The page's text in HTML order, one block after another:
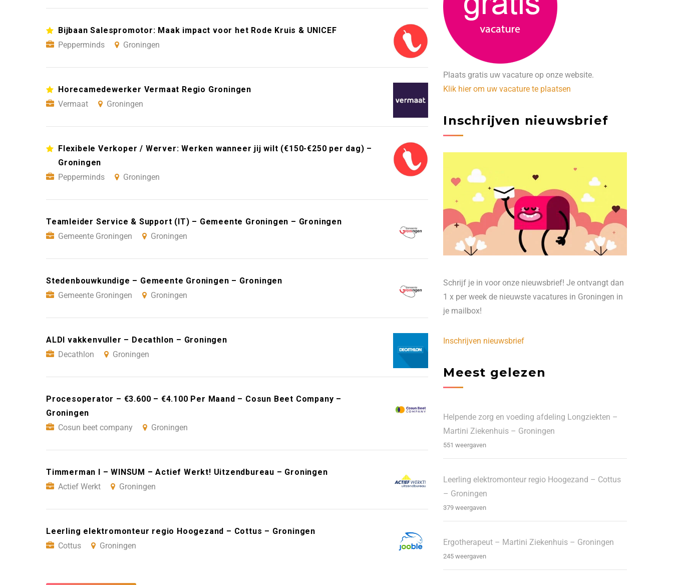
Bijbaan Salespromotor: Maak impact voor het Rode Kruis & UNICEF
Pepperminds
Groningen
Horecamedewerker Vermaat Regio Groningen
Vermaat
Groningen
Flexibele Verkoper / Werver: Werken wanneer jij wilt (€150-€250 per dag) –
Groningen
Pepperminds
Groningen
Teamleider Service & Support (IT) – Gemeente Groningen – Groningen
Gemeente Groningen
Groningen
Stedenbouwkundige – Gemeente Groningen – Groningen
Gemeente Groningen
Groningen
ALDI vakkenvuller – Decathlon – Groningen
Decathlon
Groningen
Procesoperator – €3.600 – €4.100 Per Maand – Cosun Beet Company –
Groningen
Cosun beet company
Groningen
Timmerman I – WINSUM – Actief Werkt! Uitzendbureau – Groningen
Actief Werkt
Groningen
Leerling elektromonteur regio Hoogezand – Cottus – Groningen
Cottus
Groningen
Plaats gratis uw vacature op onze website.
Klik hier om uw vacature te plaatsen
Inschrijven nieuwsbrief
Schrijf je in voor onze nieuwsbrief! Je ontvangt dan
1 x per week de nieuwste vacatures in Groningen in
je mailbox!
Inschrijven nieuwsbrief
Meest gelezen
Helpende zorg en voeding afdeling Longziekten –
Martini Ziekenhuis – Groningen
551 weergaven
Leerling elektromonteur regio Hoogezand – Cottus
– Groningen
379 weergaven
Ergotherapeut – Martini Ziekenhuis – Groningen
245 weergaven